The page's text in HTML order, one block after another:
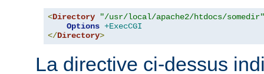
<Directory
"/usr/local/apache2/htdocs/somedir"
Options +ExecCGI
</Directory>
La directive ci-dessus